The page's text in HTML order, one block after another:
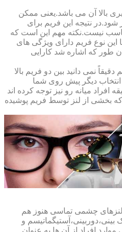
بالا آن می باشد.یعنی ممکن
شود.در نتیجه این فریم برای
نیست.نکته مهم این است که
نوع فریم دارای ویژگی های
طور که اشاره شد کارایی
نمی دانید بین دو فریم بالا
انتخاب دیگر پیش روی شما
میانه رو نیز توجه کرده اند
که بخشی از لنز توسط فریم پوشیده
چشمی تماسی هنوز هم
بینی،دوربینی،آستیگماتیسم و
افراد از آن ها به عنوان